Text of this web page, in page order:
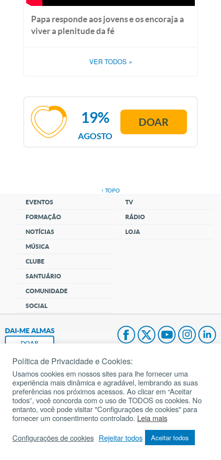
Papa responde aos jovens e os encoraja a
viver a plenitude da fé
VER TODOS »
AGOSTO
19% DOAR
↑ TOPO
EVENTOS
FORMAÇÃO
NOTÍCIAS
MÚSICA
CLUBE
SANTUÁRIO
COMUNIDADE
SOCIAL
TV
RÁDIO
LOJA
DAI-ME ALMAS
DOAR
Fundação João Paulo II
Pedido de Oração
Mapa do site
Todos os direitos reservados.
Política de Privacidade e Cookies:
Usamos cookies em nossos sites para lhe fornecer uma
experiência mais dinâmica e agradável, lembrando as suas
preferências nos próximos acessos. Ao clicar em “Aceitar
todos”, você concorda com o uso de TODOS os cookies. No
entanto, você pode visitar "Configurações de cookies" para
fornecer um consentimento controlado. Leia mais
Configurações de cookies Rejeitar todos Aceitar todos